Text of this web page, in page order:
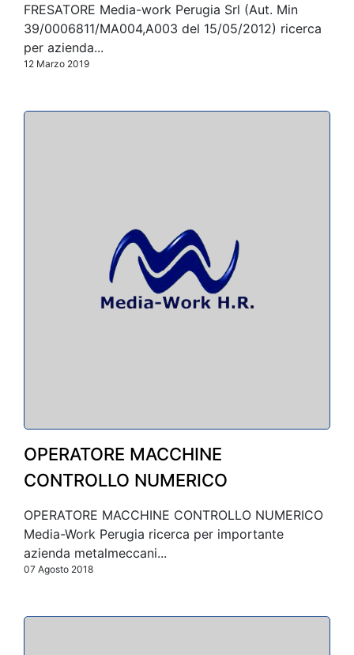
FRESATORE Media-work Perugia Srl (Aut. Min
39/0006811/MA004,A003 del 15/05/2012) ricerca
per azienda...
12 Marzo 2019
OPERATORE MACCHINE
CONTROLLO NUMERICO
OPERATORE MACCHINE CONTROLLO NUMERICO
Media-Work Perugia ricerca per importante
azienda metalmeccani...
07 Agosto 2018